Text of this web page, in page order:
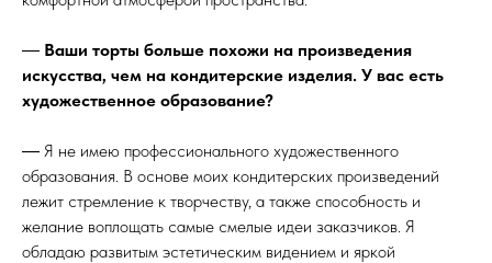
― Ваши торты больше похожи на произведения
искусства, чем на кондитерские изделия. У вас есть
художественное образование?
― Я не имею профессионального художественного
образования. В основе моих кондитерских произведений
лежит стремление к творчеству, а также способность и
желание воплощать самые смелые идеи заказчиков. Я
обладаю развитым эстетическим видением и яркой